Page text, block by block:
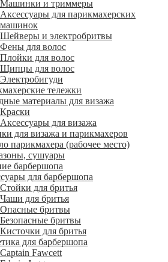
Машинки и триммеры
Аксессуары для парикмахерских
машинок
Шейверы и электробритвы
Фены для волос
Плойки для волос
Щипцы для волос
Электробигуди
тележки
материалы для визажа
Краски
Аксессуары для визажа
для визажа и парикмахеров
парикмахера (рабочее место)
сушуары
барбершопа
для барбершопа
Стойки для бритья
Чаши для бритья
Опасные бритвы
Безопасные бритвы
Кисточки для бритья
для барбершопа
Captain Fawcett